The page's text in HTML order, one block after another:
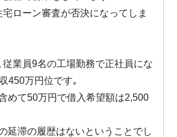
ローン審査が否決になってしま
従業員9名の工場勤務で正社員にな
450万円位です｡
めて50万円で借入希望額は2,500
延滞の履歴はないということでし